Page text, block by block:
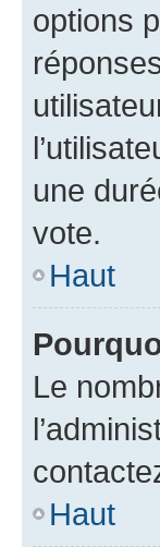
options
une
vote.
Haut
Le
Haut